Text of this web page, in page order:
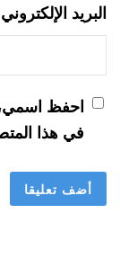
البريد الإلكتروني
احفظ اسمي،
في هذا